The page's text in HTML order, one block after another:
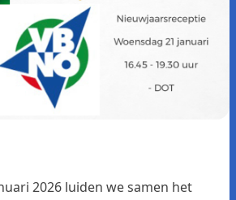
2026 luiden we samen het